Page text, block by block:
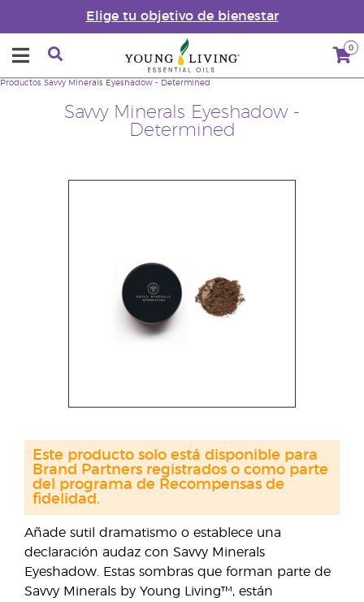
Elige tu objetivo de bienestar
0
Savvy Minerals Eyeshadow -
Determined
Productos Savvy Minerals Eyeshadow - Determined
Añade sutil dramatismo o establece una
declaración audaz con Savvy Minerals
Eyeshadow. Estas sombras que forman parte de
Savvy Minerals by Young Living™, están
Este producto solo está disponible para
Brand Partners registrados o como parte
del programa de Recompensas de
fidelidad.